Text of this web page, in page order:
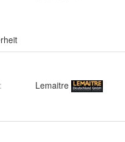
Lemaitre